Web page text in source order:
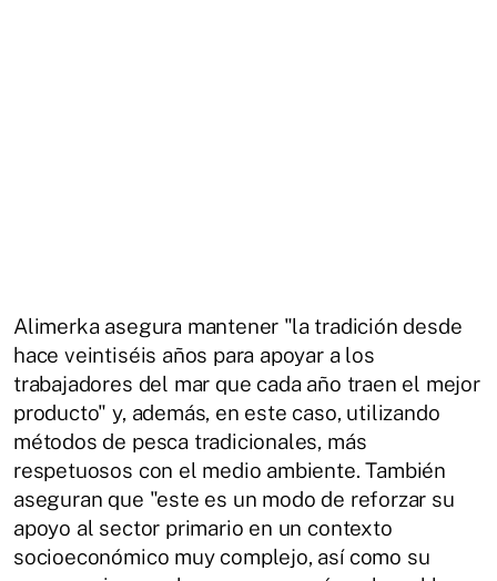
Alimerka asegura mantener "la tradición desde
hace veintiséis años para apoyar a los
trabajadores del mar que cada año traen el mejor
producto" y, además, en este caso, utilizando
métodos de pesca tradicionales, más
respetuosos con el medio ambiente. También
aseguran que "este es un modo de reforzar su
apoyo al sector primario en un contexto
socioeconómico muy complejo, así como su